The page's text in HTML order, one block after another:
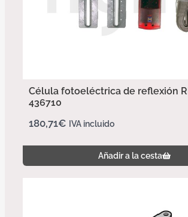
Célula fotoeléctrica de reflexión
436710
180,71€ IVA incluido
Añadir a la cesta